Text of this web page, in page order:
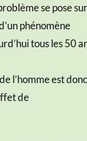
se pose
phénomène
tous les 50
l’homme est
de